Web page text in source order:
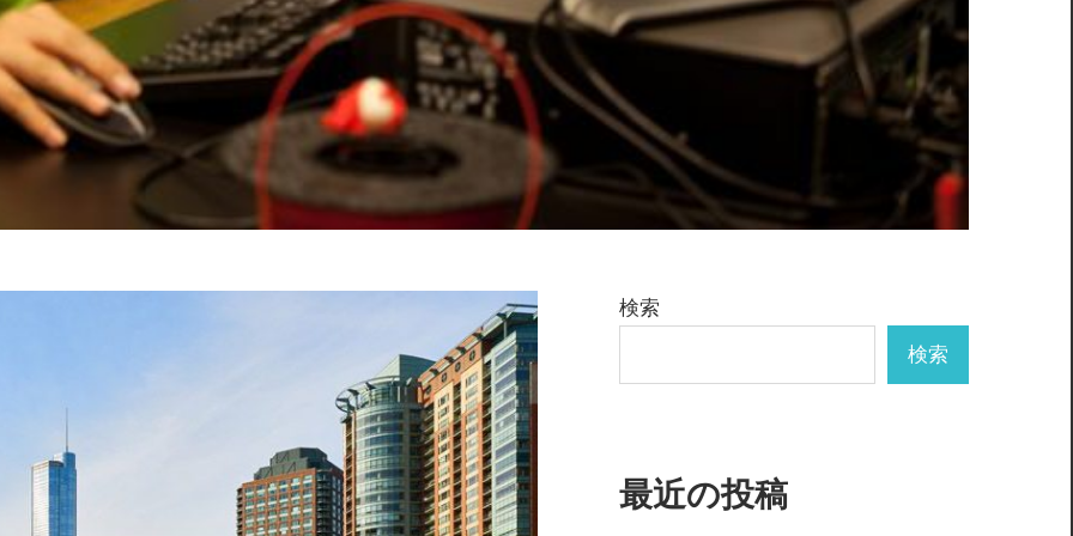
検索
検索
最近の投稿